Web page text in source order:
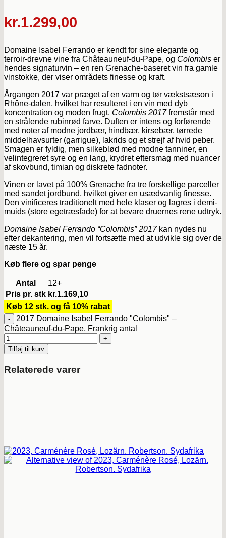
kr.1.299,00
Domaine Isabel Ferrando er kendt for sine elegante og
terroir-drevne vine fra Châteauneuf-du-Pape, og Colombis er
hendes signaturvin – en ren Grenache-baseret vin fra gamle
vinstokke, der viser områdets finesse og kraft.
Årgangen 2017 var præget af en varm og tør vækstsæson i
Rhône-dalen, hvilket har resulteret i en vin med dyb
koncentration og moden frugt. Colombis 2017fremstår med
en strålende rubinrød farve. Duften er intens og forførende
med noter af modne jordbær, hindbær, kirsebær, tørrede
middelhavsurter (garrigue), lakrids og et strejf af hvid peber.
Smagen er fyldig, men silkeblød med modne tanniner, en
velintegreret syre og en lang, krydret eftersmag med nuancer
af skovbund, timian og diskrete fadnoter.
Vinen er lavet på 100% Grenache fra tre forskellige parceller
med sandet jordbund, hvilket giver en usædvanlig finesse.
Den vinificeres traditionelt med hele klaser og lagres i demi-
muids (store egetræsfade) for at bevare druernes rene udtryk.
Domaine Isabel Ferrando “Colombis” 2017kan nydes nu
efter dekantering, men vil fortsætte med at udvikle sig over de
næste 15 år.
Køb flere og spar penge
Antal
12+
Pris pr. stk kr.1.169,10
Køb 12 stk. og få 10% rabat
2017 Domaine Isabel Ferrando "Colombis" –
Châteauneuf-du-Pape, Frankrig antal
Tilføj til kurv
Relaterede varer